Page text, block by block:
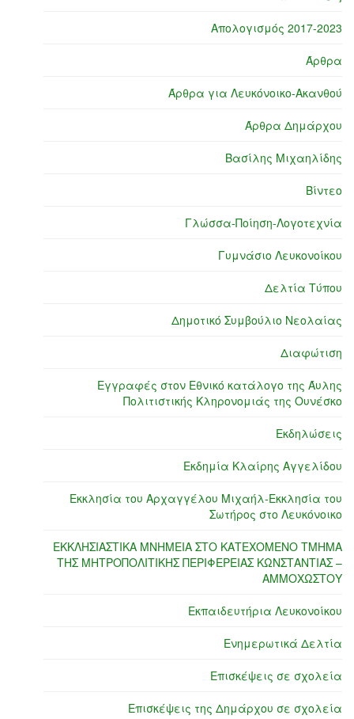
Απολογισμός 2017-2023
Άρθρα
Άρθρα για Λευκόνοικο-Ακανθού
Άρθρα Δημάρχου
Βασίλης Μιχαηλίδης
Βίντεο
Γλώσσα-Ποίηση-Λογοτεχνία
Γυμνάσιο Λευκονοίκου
Δελτία Τύπου
Δημοτικό Συμβούλιο Νεολαίας
Διαφώτιση
Εγγραφές στον Εθνικό κατάλογο της Άυλης
Πολιτιστικής Κληρονομιάς της Ουνέσκο
Εκδηλώσεις
Εκδημία Κλαίρης Αγγελίδου
Εκκλησία του Αρχαγγέλου Μιχαήλ-Εκκλησία του
Σωτήρος στο Λευκόνοικο
ΕΚΚΛΗΣΙΑΣΤΙΚΑ ΜΝΗΜΕΙΑ ΣΤΟ ΚΑΤΕΧΟΜΕΝΟ ΤΜΗΜΑ
ΤΗΣ ΜΗΤΡΟΠΟΛΙΤΙΚΗΣ ΠΕΡΙΦΕΡΕΙΑΣ ΚΩΝΣΤΑΝΤΙΑΣ –
ΑΜΜΟΧΩΣΤΟΥ
Εκπαιδευτήρια Λευκονοίκου
Ενημερωτικά Δελτία
Επισκέψεις σε σχολεία
Επισκέψεις της Δημάρχου σε σχολεία